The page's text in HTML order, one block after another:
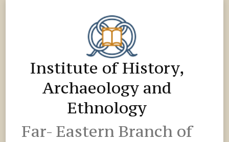
Institute of History,
Archaeology and
Ethnology
Far- Eastern Branch of